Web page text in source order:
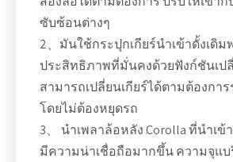
ซับซ้อนต่างๆ
2、มันใช้กระปุกเกียร์นำเข้าดั้งเดิม
ประสิทธิภาพที่มั่นคงด้วยฟังก์ชันเป
สามารถเปลี่ยนเกียร์ได้ตามต้องกา
โดยไม่ต้องหยุดรถ
3、 นำเพลาล้อหลัง Corolla ที่นำเข้
มีความน่าเชื่อถือมากขึ้น ความจุแบ